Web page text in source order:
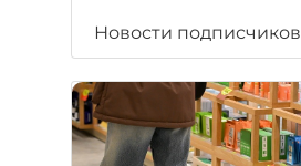
Новости подписчиков